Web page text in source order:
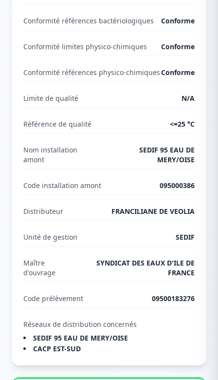
Conformité références bactériologiques Conforme
Conformité limites physico-chimiques Conforme
Conformité références physico-chimiquesConforme
Limite de qualité N/A
Référence de qualité <=25 °C
Nom installation
amont
SEDIF 95 EAU DE
MERY/OISE
Code installation amont 095000386
Distributeur FRANCILIANE DE VEOLIA
Unité de gestion SEDIF
Maître
d'ouvrage
SYNDICAT DES EAUX D'ILE DE
FRANCE
Code prélèvement 09500183276
Réseaux de distribution concernés
SEDIF 95 EAU DE MERY/OISE
CACP EST-SUD